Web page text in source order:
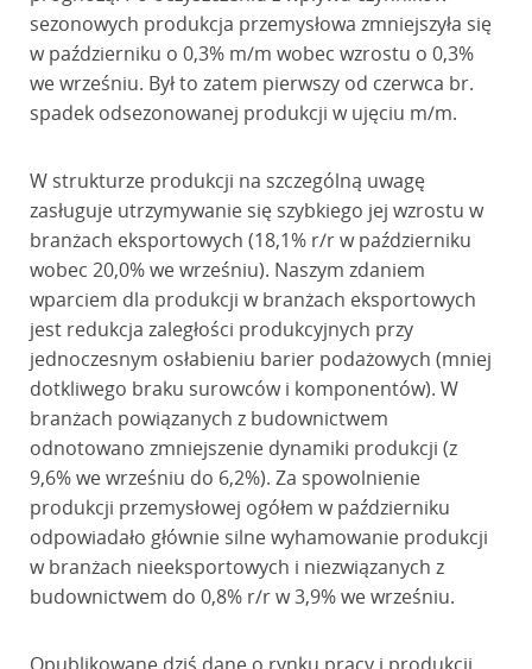
sezonowych produkcja przemysłowa zmniejszyła się
w październiku o 0,3% m/m wobec wzrostu o 0,3%
we wrześniu. Był to zatem pierwszy od czerwca br.
spadek odsezonowanej produkcji w ujęciu m/m.
W strukturze produkcji na szczególną uwagę
zasługuje utrzymywanie się szybkiego jej wzrostu w
branżach eksportowych (18,1% r/r w październiku
wobec 20,0% we wrześniu). Naszym zdaniem
wparciem dla produkcji w branżach eksportowych
jest redukcja zaległości produkcyjnych przy
jednoczesnym osłabieniu barier podażowych (mniej
dotkliwego braku surowców i komponentów). W
branżach powiązanych z budownictwem
odnotowano zmniejszenie dynamiki produkcji (z
9,6% we wrześniu do 6,2%). Za spowolnienie
produkcji przemysłowej ogółem w październiku
odpowiadało głównie silne wyhamowanie produkcji
w branżach nieeksportowych i niezwiązanych z
budownictwem do 0,8% r/r w 3,9% we wrześniu.